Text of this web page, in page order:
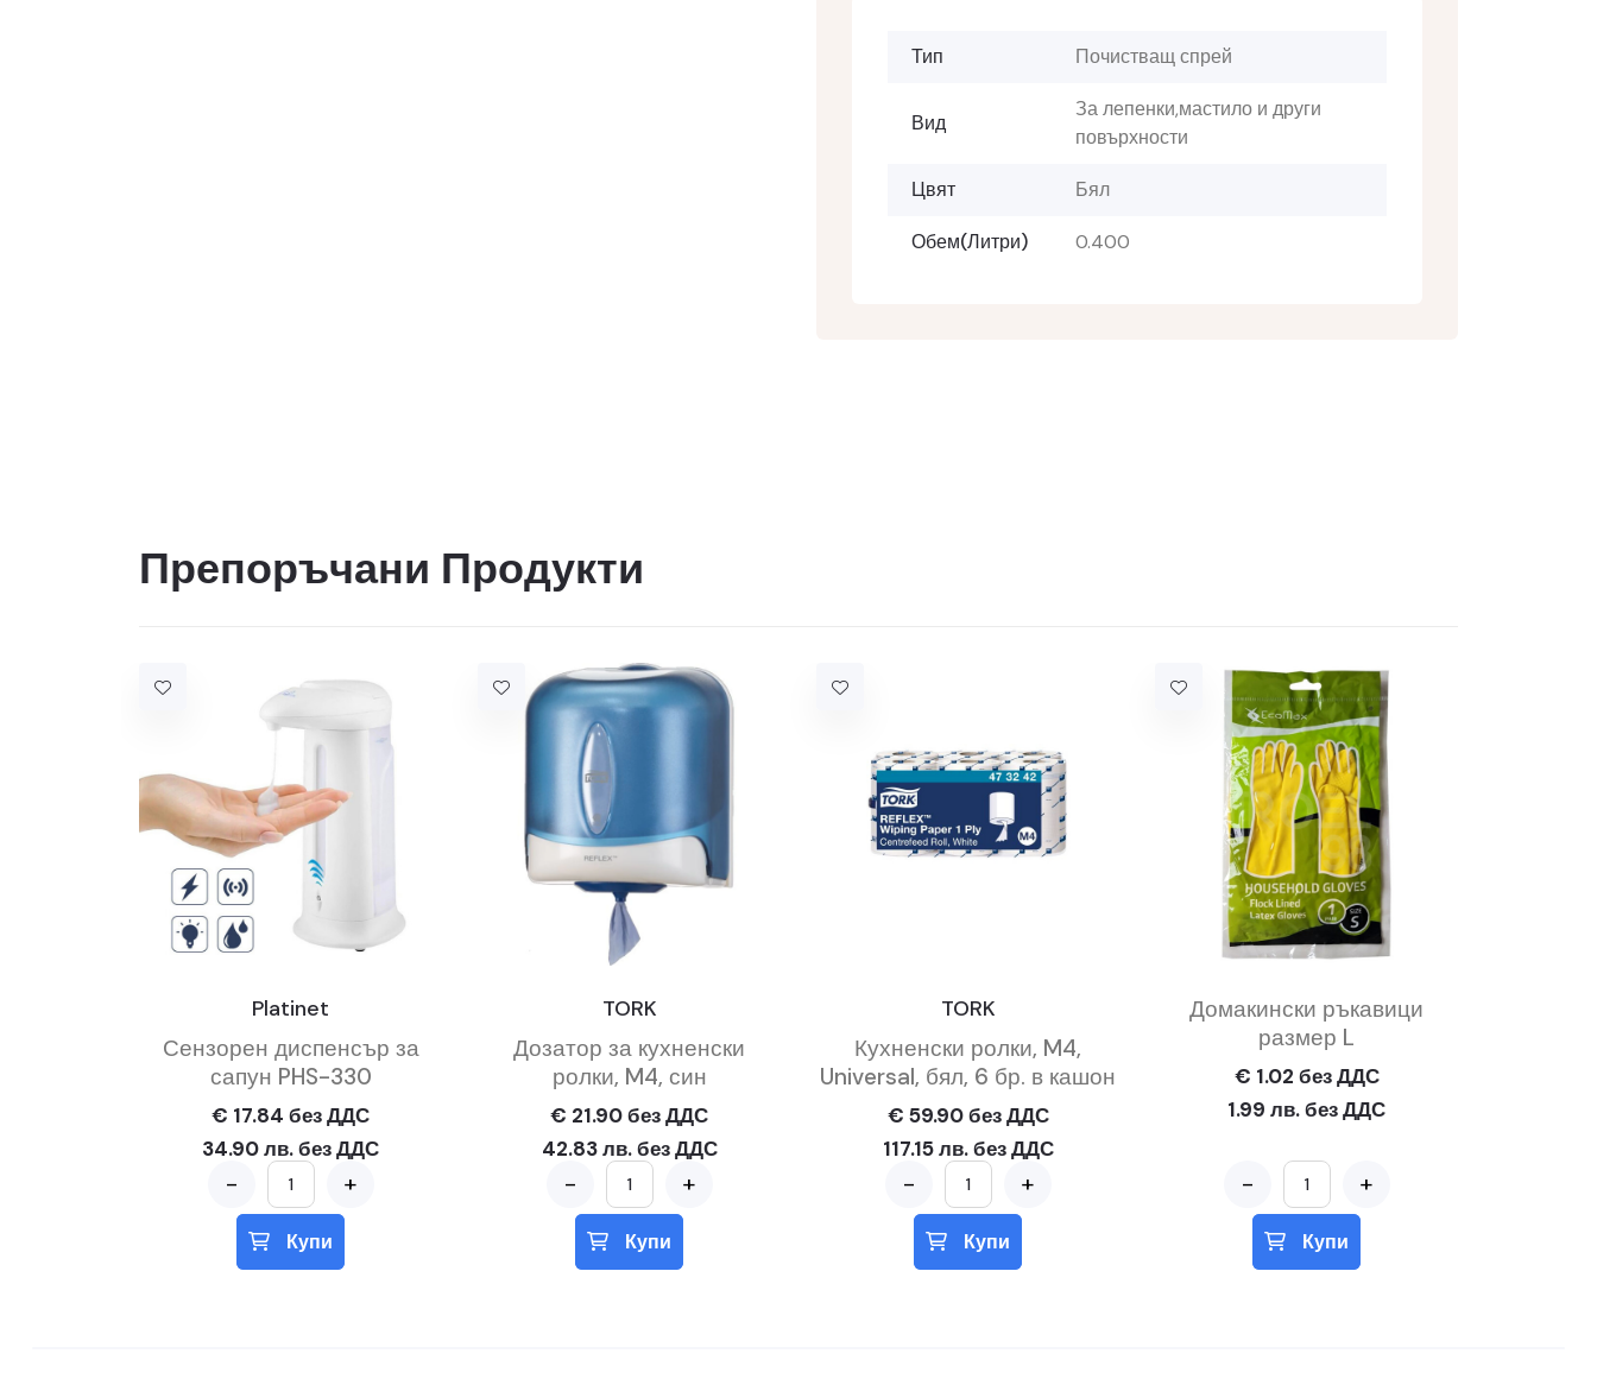
Тип Почистващ спрей
Вид
За лепенки,мастило и други
повърхности
Цвят Бял
Обем(литри) 0.400
Препоръчани Продукти
Platinet
Сензорен диспенсър за
сапун PHS-330
€ 17.84 без ДДС
34.90 лв. без ДДС
- +
Купи
TORK
Дозатор за кухненски
ролки, M4, син
€ 21.90 без ДДС
42.83 лв. без ДДС
- +
Купи
TORK
Кухненски ролки, M4,
Universal, бял, 6 бр. в кашон
€ 59.90 без ДДС
117.15 лв. без ДДС
- +
Купи
Домакински ръкавици
размер L
€ 1.02 без ДДС
1.99 лв. без ДДС
- +
Купи